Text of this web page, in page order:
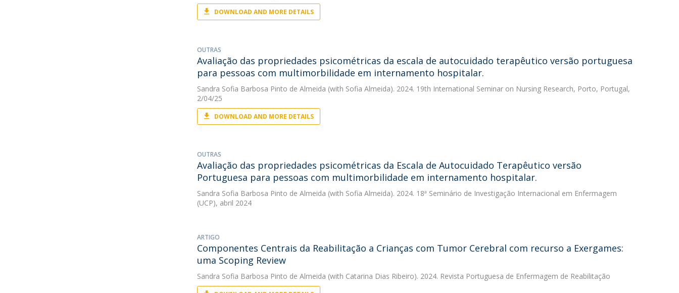
DOWNLOAD AND MORE DETAILS
OUTRAS
Avaliação das propriedades psicométricas da escala de autocuidado terapêutico versão portuguesa
para pessoas com multimorbilidade em internamento hospitalar.
Sandra Sofia Barbosa Pinto de Almeida (with Sofia Almeida). 2024. 19th International Seminar on Nursing Research, Porto, Portugal,
2/04/25
DOWNLOAD AND MORE DETAILS
OUTRAS
Avaliação das propriedades psicométricas da Escala de Autocuidado Terapêutico versão
Portuguesa para pessoas com multimorbilidade em internamento hospitalar.
Sandra Sofia Barbosa Pinto de Almeida (with Sofia Almeida). 2024. 18ª Seminário de Investigação Internacional em Enfermagem
(UCP), abril 2024
ARTIGO
Componentes Centrais da Reabilitação a Crianças com Tumor Cerebral com recurso a Exergames:
uma Scoping Review
Sandra Sofia Barbosa Pinto de Almeida (with Catarina Dias Ribeiro). 2024. Revista Portuguesa de Enfermagem de Reabilitação